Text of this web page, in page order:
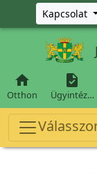
Ugrás a főKapcsolat

Otthon

Ügyintéz…